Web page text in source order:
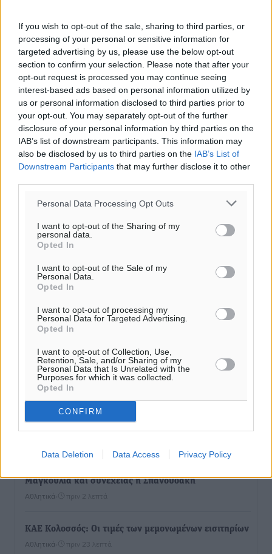
If you wish to opt-out of the sale, sharing to third parties, or
processing of your personal or sensitive information for
targeted advertising by us, please use the below opt-out
section to confirm your selection. Please note that after your
opt-out request is processed you may continue seeing
interest-based ads based on personal information utilized by
us or personal information disclosed to third parties prior to
your opt-out. You may separately opt-out of the further
disclosure of your personal information by third parties on the
IAB’s list of downstream participants. This information may
also be disclosed by us to third parties on the IAB’s List of
Downstream Participants that may further disclose it to other
Personal Data Processing Opt Outs
I want to opt-out of the Sharing of my
personal data.
Opted In
I want to opt-out of the Sale of my
Personal Data.
Opted In
I want to opt-out of processing my
Personal Data for Targeted Advertising.
Opted In
I want to opt-out of Collection, Use,
Retention, Sale, and/or Sharing of my
Personal Data that Is Unrelated with the
Purposes for which it was collected.
Opted In
CONFIRM
Data Deletion Data Access Privacy Policy
Ροή ειδήσεων
Μαγκούλια και συνέχειας η Σπανουδάκη
Αθλητικά πριν 2 λεπτά
ΚΑΕ Κολοσσός: Οι τιμές των μεμονωμένων εισιτηρίων
Αθλητικά πριν 23 λεπτά